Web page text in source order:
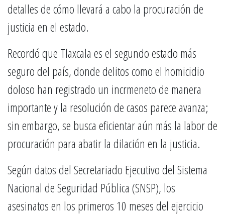
detalles de cómo llevará a cabo la procuración de
justicia en el estado.
Recordó que Tlaxcala es el segundo estado más
seguro del país, donde delitos como el homicidio
doloso han registrado un incrmeneto de manera
importante y la resolución de casos parece avanza;
sin embargo, se busca eficientar aún más la labor de
procuración para abatir la dilación en la justicia.
Según datos del Secretariado Ejecutivo del Sistema
Nacional de Seguridad Pública (SNSP), los
asesinatos en los primeros 10 meses del ejercicio